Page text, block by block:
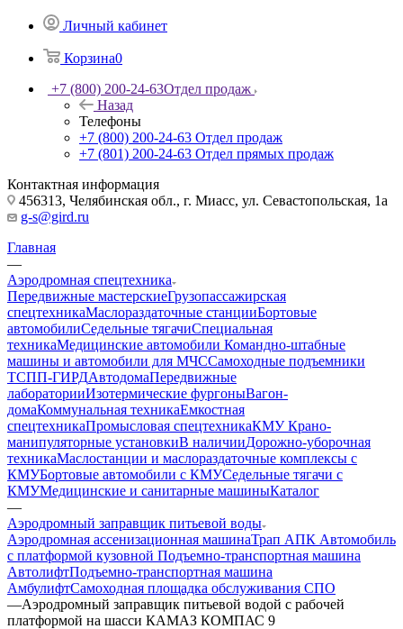
Личный кабинет
Корзина0
+7 (800) 200-24-63Отдел продаж
Назад
Телефоны
+7 (800) 200-24-63 Отдел продаж
+7 (801) 200-24-63 Отдел прямых продаж
Контактная информация
456313, Челябинская обл., г. Миасс, ул. Севастопольская, 1а
g-s@gird.ru
Главная
—
Аэродромная спецтехника
Передвижные мастерскиеГрузопассажирская
спецтехникаМаслораздаточные станцииБортовые
автомобилиСедельные тягачиСпециальная
техникаМедицинские автомобили Командно-штабные
машины и автомобили для МЧССамоходные подъемники
ТСПП-ГИРДАвтодомаПередвижные
лабораторииИзотермические фургоныВагон-
домаКоммунальная техникаЕмкостная
спецтехникаПромысловая спецтехникаКМУ Крано-
манипуляторные установкиВ наличииДорожно-уборочная
техникаМаслостанции и маслораздаточные комплексы с
КМУБортовые автомобили с КМУСедельные тягачи с
КМУМедицинские и санитарные машиныКаталог
—
Аэродромный заправщик питьевой воды
Аэродромная ассенизационная машинаТрап АПК Автомобиль
с платформой кузовной Подъемно-транспортная машина
АвтолифтПодъемно-транспортная машина
АмбулифтСамоходная площадка обслуживания СПО
—Аэродромный заправщик питьевой водой с рабочей
платформой на шасси КАМАЗ КОМПАС 9